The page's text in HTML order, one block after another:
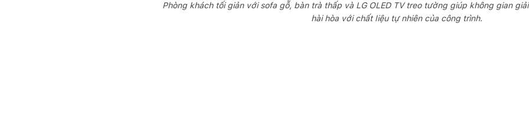
Phòng khách tối giản với sofa gỗ, bàn trà thấp và LG OLED TV treo tường giúp không gian
hài hòa với chất liệu tự nhiên của công trình.